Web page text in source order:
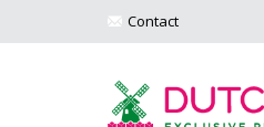
Contact